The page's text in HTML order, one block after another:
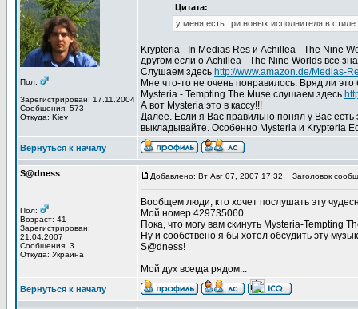
Пол:
Зарегистрирован: 17.11.2004
Сообщения: 573
Откуда: Kiev
Цитата:
у меня есть три новых исполнителя в
Krypteria - In Medias Res и Achillea - The Nine
другом если о Achillea - The Nine Worlds все
Слушаем здесь http://www.amazon.de/Medias-
Мне что-то не очень понравилось. Вряд ли
Mysteria - Tempting The Muse слушаем здесь
А вот Mysteria это в кассу!!!
Далее. Если я Вас правильно понял у Вас есть
выкладывайте. Особенно Mysteria и Krypteria
Вернуться к началу
S@dness
Пол:
Возраст: 41
Зарегистрирован:
21.04.2007
Сообщения: 3
Откуда: Украина
Добавлено: Вт Авг 07, 2007 17:32 Заголовок
Вообщем люди, кто хочет послушать эту
Мой номер 429735060
Пока, что могу вам скинуть Mysteria-Tempting
Ну и сообствено я бы хотел обсудить эту
S@dness!
Мой дух всегда рядом...
Вернуться к началу